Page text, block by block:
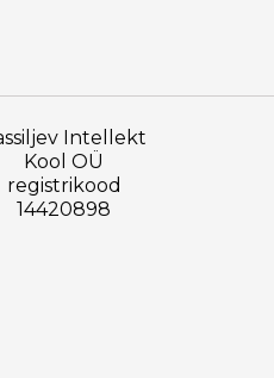
Intellekt
Kool OÜ
registrikood
14420898